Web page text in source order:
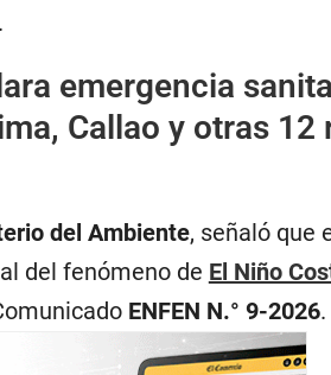
emergencia
Callao y otras 12
del Ambiente, señaló que
del fenómeno de El Niño
ENFEN N.° 9-2026.